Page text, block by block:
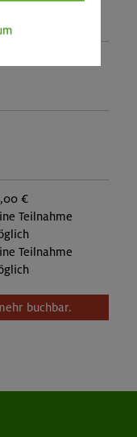
€
Teilnahme
Teilnahme
buchbar.